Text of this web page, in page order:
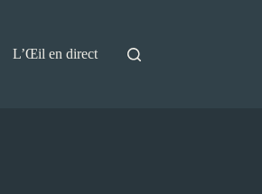
L’Œil en direct